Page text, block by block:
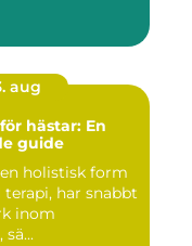
aug
hästar: En
guide
holistisk form
har snabbt
inom